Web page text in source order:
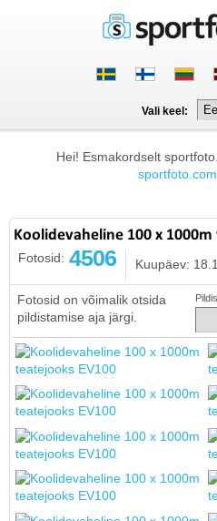
Vali keel:
Hei! Esmakordselt
Koolidevaheline 100 x
Fotosid: 4506 Kuupäev:
Fotosid on võimalik otsida
pildistamise aja järgi.